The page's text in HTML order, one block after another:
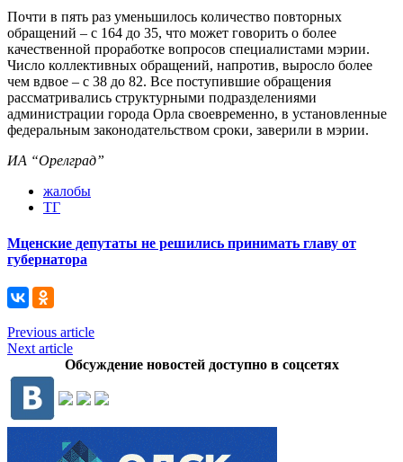
Почти в пять раз уменьшилось количество повторных
обращений – с 164 до 35, что может говорить о более
качественной проработке вопросов специалистами мэрии.
Число коллективных обращений, напротив, выросло более
чем вдвое – с 38 до 82. Все поступившие обращения
рассматривались структурными подразделениями
администрации города Орла своевременно, в установленные
федеральным законодательством сроки, заверили в мэрии.
ИА “Орелград”
жалобы
ТГ
Мценские депутаты не решились принимать главу от
губернатора
Previous article
Next article
Обсуждение новостей доступно в соцсетях